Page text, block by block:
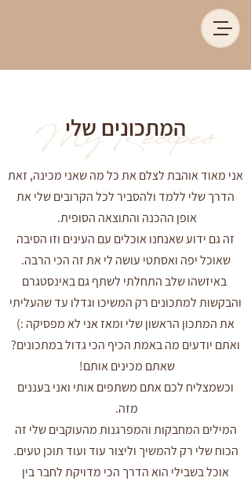
My Recipes
המתכונים שלי
אני מאוד אוהבת לצלם את כל מה שאני מכינה, זאת
הדרך שלי ללמד ולהסביר לכל הקרובים שלי את
אופן ההכנה והתוצאה הסופית.
זה גם ידוע שאנחנו אוכלים עם העינים וזו הסיבה
שאוכל יפה ואסתטי עושה לי את זה הכי הרבה.
באיזשהו שלב התחלתי לשתף גם באינסטגרם
והבקשות למתכונים רק המשיכו וגדלו עד שהעליתי
את המתכון הראשון שלי ומאז אני לא מפסיקה :)
ואתם יודעים מה באמת הכיף הכי גדול במתכונים?
שאתם מכינים אותם!
וכשמצליח לכם אתם משתפים אותי ואני בעננים
מזה.
המילים המחבקות והמפרגנות מהעוקבים שלי זה
הכוח שלי רק להמשיך וליצור עוד ועוד תוכן טעים.
אוכל בשבילי הוא הדרך הכי מדויקת לחבר בין